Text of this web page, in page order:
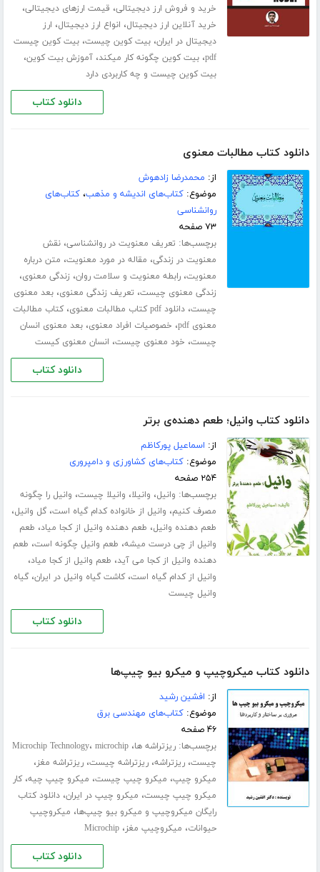
خرید و فروش ارز دیجیتالی، قیمت ارزهای دیجیتالی،
خرید آنلاین ارز دیجیتال، انواع ارز دیجیتال، ارز
دیجیتال در ایران،بیت کوین چیست،بیت کوین چیست
pdf،بیت کوین چگونه کار میکند،آموزش بیت کوین،
بیت کوین چیست و چه کاربردی دارد
دانلود کتاب
دانلود کتاب مطالبات معنوی
از: محمدرضا زادهوش
موضوع:کتاب‌های اندیشه و مذهب،کتاب‌های
روانشناسی
۷۳ صفحه
برچسب‌ها: تعریف معنویت در روانشناسی،نقش
معنویت در زندگی، مقاله در مورد معنویت، متن درباره
معنویت،رابطه معنویت و سلامت روان، زندگی معنوی،
زندگی معنوی چیست، تعریف زندگی معنوی،بعد معنوی
چیست،دانلود pdf کتاب مطالبات معنوی ،کتاب مطالبات
معنوی pdf
، خصوصیات افراد معنوی،بعد معنوی انسان
چیست، خود معنوی چیست، انسان معنوی کیست
دانلود کتاب
دانلود کتاب وانیل؛ طعم دهنده‌ی برتر
از: اسماعیل پورکاظم
موضوع:کتاب‌های کشاورزی و دامپروری
۲۵۴ صفحه
برچسب‌ها: وانیل، وانیلا، وانیلا چیست، وانیل را چگونه
مصرف کنیم، وانیل از خانواده کدام گیاه است،گل وانیل،
طعم دهنده وانیل، طعم دهنده وانیل از کجا میاد، طعم
وانیل از چی درست میشه، طعم وانیل چگونه است، طعم
دهنده وانیل از کجا می آید، طعم وانیل از کجا میاد،
وانیل از کدام گیاه است،کاشت گیاه وانیل در ایران،گیاه
وانیل چیست
دانلود کتاب
دانلود کتاب میکروچیپ و میکرو بیو چیپ‌ها
از: افشین رشید
موضوع:کتاب‌های مهندسی برق
۴۶ صفحه
برچسب‌ها:ریزتراشه ها، Microchip Technology، microchip
چیست،ریزتراشه،ریزتراشه چیست،ریزتراشه مغز،
میکرو چیپ، میکرو چیپ چیست، میکرو چیپ چیه،کار
میکرو چیپ چیست، میکرو چیپ در ایران،دانلود کتاب
رایگان میکروچیپ و میکرو بیو چیپ‌ها، میکروچیپ
حیوانات، میکروچیپ مغز،Microchip
دانلود کتاب